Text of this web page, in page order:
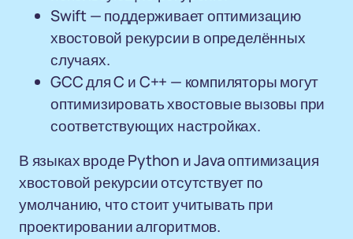
Swift — поддерживает оптимизацию
хвостовой рекурсии в определённых
случаях.
GCC для C и C++ — компиляторы могут
оптимизировать хвостовые вызовы при
соответствующих настройках.
В языках вроде Python и Java оптимизация
хвостовой рекурсии отсутствует по
умолчанию, что стоит учитывать при
проектировании алгоритмов.